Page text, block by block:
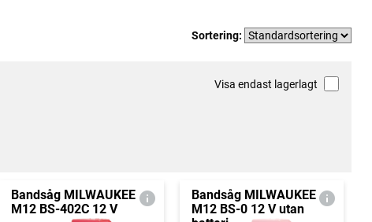
Sortering:
Visa endast lagerlagt
Bandsåg MILWAUKEE
M12 BS-402C 12 V
Bandsåg MILWAUKEE
M12 BS-0 12 V utan